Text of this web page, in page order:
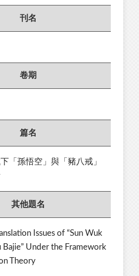
刊名
卷期
篇名
「孫悟空」與「豬八戒」
其他題名
Issues of “Sun Wuk
Bajie” Under the Framework
Theory